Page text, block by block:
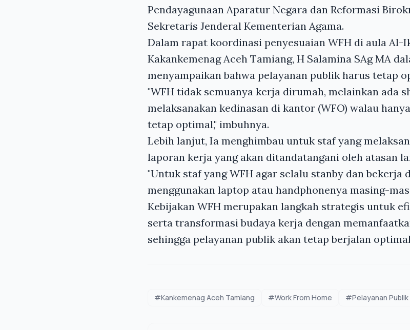
Pendayagunaan Aparatur Negara dan Reformasi
Sekretaris Jenderal Kementerian Agama.
Dalam rapat koordinasi penyesuaian WFH di aula Al-
Kakankemenag Aceh Tamiang, H Salamina SAg MA
menyampaikan bahwa pelayanan publik harus tetap
"WFH tidak semuanya kerja dirumah, melainkan ada
melaksanakan kedinasan di kantor (WFO) walau
tetap optimal," imbuhnya.
Lebih lanjut, Ia menghimbau untuk staf yang
laporan kerja yang akan ditandatangani oleh atasan
"Untuk staf yang WFH agar selalu stanby dan bekerja
menggunakan laptop atau handphonenya masing-
Kebijakan WFH merupakan langkah strategis untuk
serta transformasi budaya kerja dengan
sehingga pelayanan publik akan tetap berjalan
#Kankemenag Aceh Tamiang #Work From Home #Pelayanan Publik